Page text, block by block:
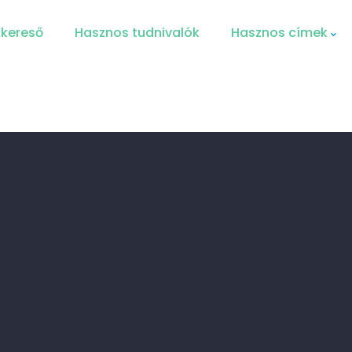
Hasznos tudnivalók Hasznos címek